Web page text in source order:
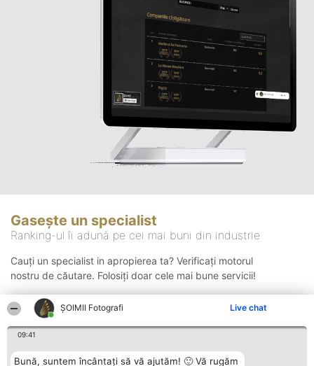
ȘOIMII Fotografi Live chat
09:41
Bună, suntem încântați să vă ajutăm! 🙂 Vă rugăm
Gasește un specialist
Ranking-ul îi adună pe cei mai buni din industrie
Cauți un specialist in apropierea ta? Verificați motorul
nostru de căutare. Folosiți doar cele mai bune servicii!